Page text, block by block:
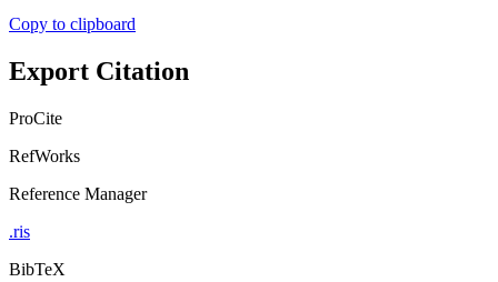
Copy to clipboard
Export Citation
ProCite
RefWorks
Reference Manager
.ris
BibTeX